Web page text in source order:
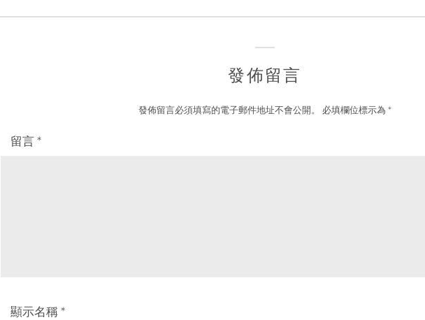
發佈留言
發佈留言必須填寫的電子郵件地址不會公開。 必填欄位標示為 *
留言 *
顯示名稱 *